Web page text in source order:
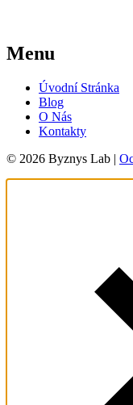
Menu
Úvodní Stránka
Blog
O Nás
Kontakty
© 2026 Byznys Lab |